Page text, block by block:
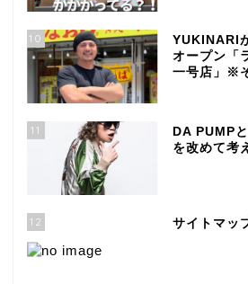
10
YUKINARI
オープン「
一号店」※
11
DA PUMP
を改めて考
12 サイトマッ